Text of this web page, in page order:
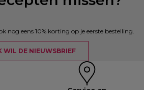
nog eens 10% korting op je eerste bestelling.
WIL DE NIEUWSBRIEF